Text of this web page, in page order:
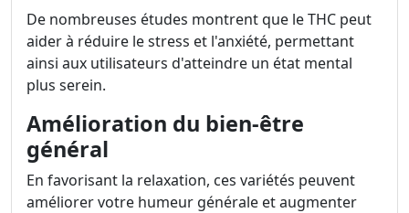
De nombreuses études montrent que le THC peut
aider à réduire le stress et l'anxiété, permettant
ainsi aux utilisateurs d'atteindre un état mental
plus serein.
Amélioration du bien-être
général
En favorisant la relaxation, ces variétés peuvent
améliorer votre humeur générale et augmenter